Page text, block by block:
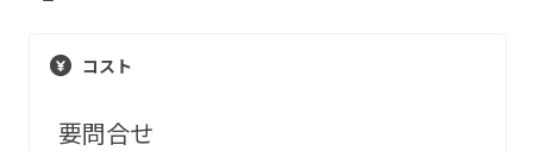
コスト
要問合せ